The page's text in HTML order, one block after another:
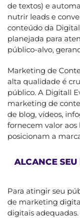
de textos) e
nutrir leads e
conteúdo da
planejada para
público-alvo,
Marketing de
alta qualidade é
público. A Digitall
marketing de
de blog, vídeos,
fornecem valor
posicionam a
ALCANCE
Para atingir seu
de marketing
digitais